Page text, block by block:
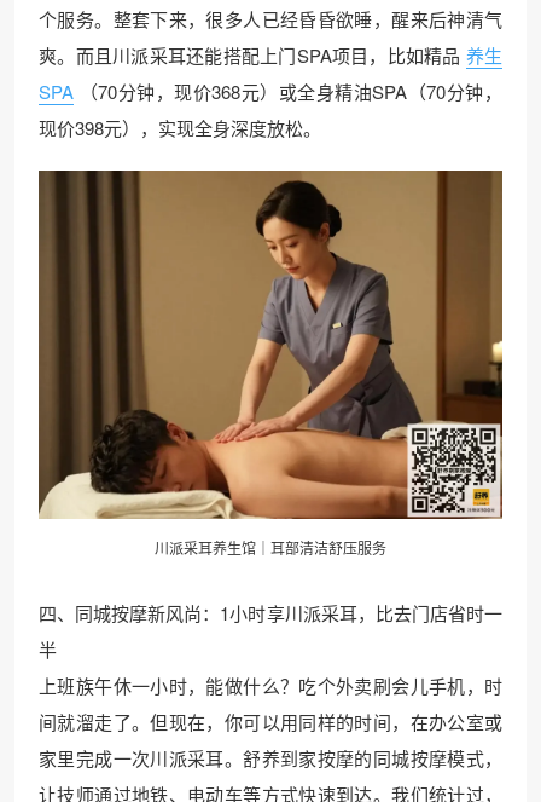
个服务。整套下来，很多人已经昏昏欲睡，醒来后神清气
爽。而且川派采耳还能搭配上门SPA项目，比如精品 养生
SPA
（70分钟，现价368元）或全身精油SPA（70分钟，
现价398元），实现全身深度放松。
川派采耳养生馆｜耳部清洁舒压服务
四、同城按摩新风尚：1小时享川派采耳，比去门店省时一
半
上班族午休一小时，能做什么？吃个外卖刷会儿手机，时
间就溜走了。但现在，你可以用同样的时间，在办公室或
家里完成一次川派采耳。舒养到家按摩的同城按摩模式，
让技师通过地铁、电动车等方式快速到达。我们统计过，